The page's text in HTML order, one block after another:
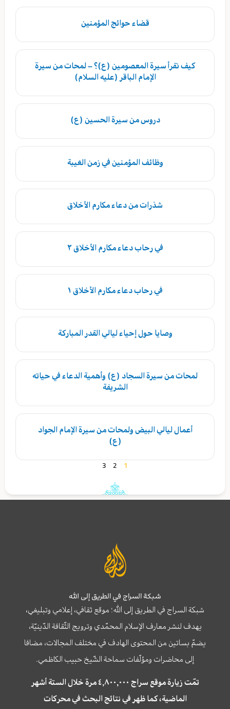
قضاء حوائج المؤمنين
كيف نقرأ سيرة المعصومين (ع)؟ – لمحات من سيرة
الإمام الباقر (عليه السلام)
دروس من سيرة الحسين (ع)
وظائف المؤمنين في زمن الغيبة
شذرات من دعاء مكارم الأخلاق
في رحاب دعاء مكارم الأخلاق ٢
في رحاب دعاء مكارم الأخلاق ١
وصايا حول إحياء ليالي القدر المباركة
لمحات من سيرة السجاد (ع) وأهمية الدعاء في حياته
الشريفة
أعمال ليالي البيض ولمحات من سيرة الإمام الجواد
(ع)
1
2
3
شبكة السراج في الطريق إلى الله
شبكة السراج في الطريق إلى الله؛ موقع ثقافي، إعلامي وتبليغي،
يهدف لنشر معارف الإسلام المحمّدي وترويج الثّقافة الدّينيّة،
يضمّ بساتين من المحتوى الهادف في مختلف المجالات، مضافا
إلى محاضرات ومؤلّفات سماحة الشّيخ حبيب الكاظمي.
تمّت زيارة موقع سراج ٤,٨٠٠,٠٠٠ مرة خلال الستة أشهر
الماضية، كما ظهر في نتائج البحث في محركات